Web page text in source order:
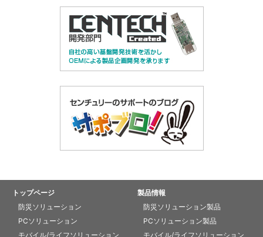
トップページ
防災ソリューション
PCソリューション
モバイル/ライフソリューション
製品情報
防災ソリューション製品
PCソリューション製品
モバイル/ライフソリューション